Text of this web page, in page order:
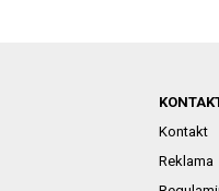
Kontakt
Reklama